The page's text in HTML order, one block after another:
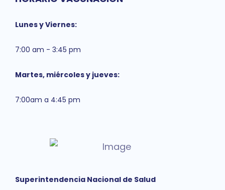
Lunes y Viernes:
7:00 am - 3:45 pm
Martes, miércoles y jueves:
7:00am a 4:45 pm
Superintendencia Nacional de Salud